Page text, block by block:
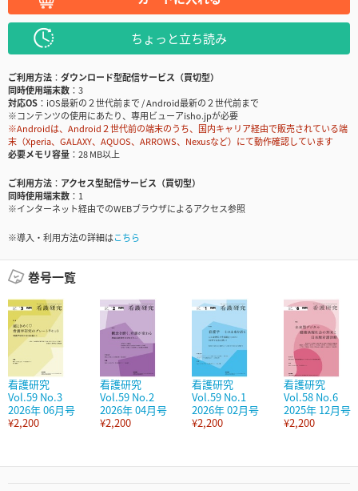
ちょっと立ち読み
ご利用方法
ダウンロード型配信サービス（買切型）
同時使用端末数
3
対応OS
iOS最新の２世代前まで / Android最新の２世代前まで
※コンテンツの使用にあたり、専用ビューアisho.jpが必要
※Androidは、Android２世代前の端末のうち、国内キャリア経由で販売されている端
末（Xperia、GALAXY、AQUOS、ARROWS、Nexusなど）にて動作確認しています
必要メモリ容量
28 MB以上
ご利用方法
アクセス型配信サービス（買切型）
同時使用端末数
1
※インターネット経由でのWEBブラウザによるアクセス参照
※導入・利用方法の詳細はこちら
巻号一覧
看護研究
Vol.59 No.3
2026年 06月号
¥2,200
看護研究
Vol.59 No.2
2026年 04月号
¥2,200
看護研究
Vol.59 No.1
2026年 02月号
¥2,200
看護研究
Vol.58 No.6
2025年 12月号
¥2,200